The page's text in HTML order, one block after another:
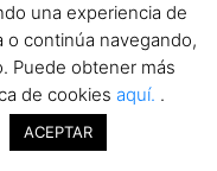
0
una experiencia de
o continúa navegando,
Puede obtener más
de cookies aquí. .
ACEPTAR